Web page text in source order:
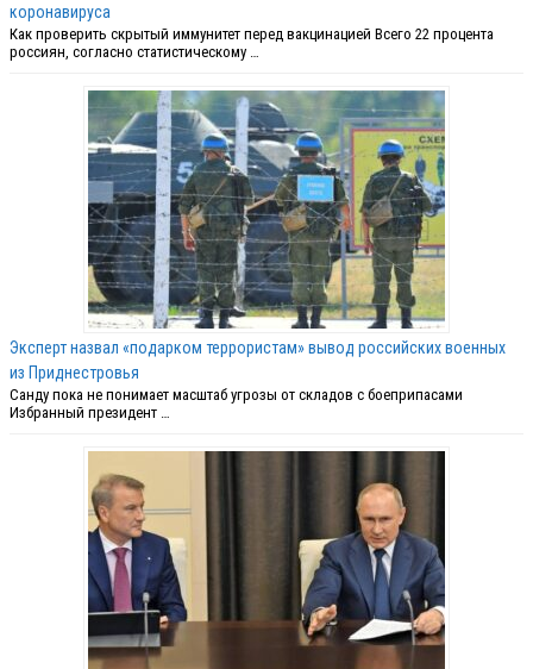
коронавируса
Как проверить скрытый иммунитет перед вакцинацией Всего 22 процента
россиян, согласно статистическому …
Эксперт назвал «подарком террористам» вывод российских военных
из Приднестровья
Санду пока не понимает масштаб угрозы от складов с боеприпасами
Избранный президент …